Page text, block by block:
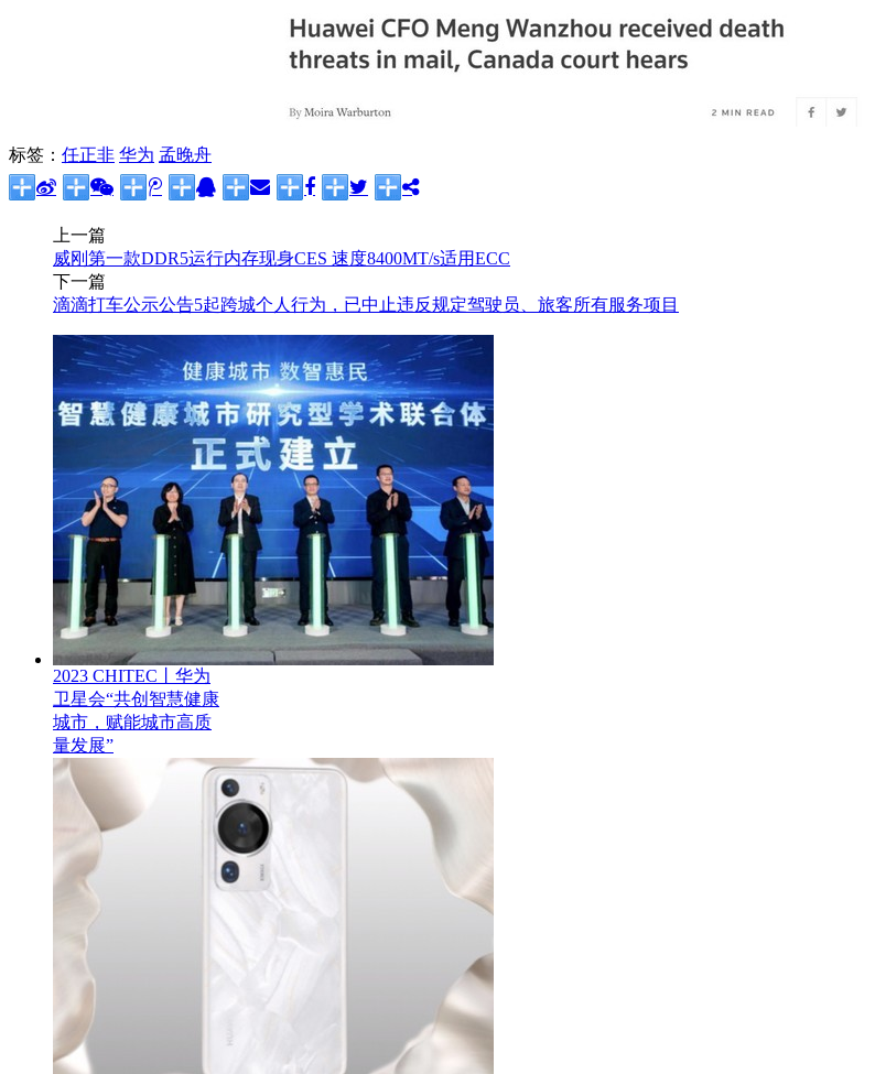
标签： 任正非 华为 孟晚舟
上一篇
威刚第一款DDR5运行内存现身CES 速度8400MT/s适用ECC
下一篇
滴滴打车公示公告5起跨城个人行为，已中止违反规定驾驶员、旅客所有服务项目
2023 CHITEC丨华为
卫星会“共创智慧健康
城市，赋能城市高质
量发展”